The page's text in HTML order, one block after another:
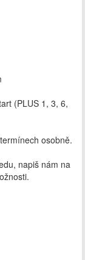
(PLUS 1, 3, 6,
osobně.
napiš nám na